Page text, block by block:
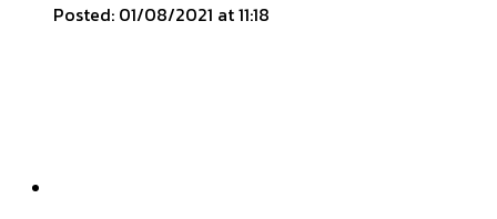
Posted: 01/08/2021 at 11:18